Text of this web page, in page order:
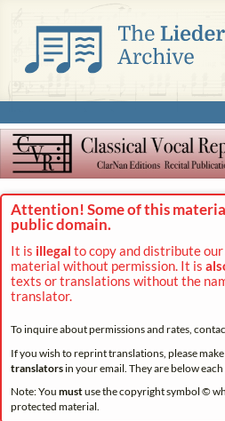
Attention! Some of this
public domain.
It is illegal to copy and distribute
material without permission. It is
texts or translations without the
translator.
To inquire about permissions and rates,
If you wish to reprint translations, please
translatorsin your email. They are below
Note: You mustuse the copyright symbol ©
protected material.